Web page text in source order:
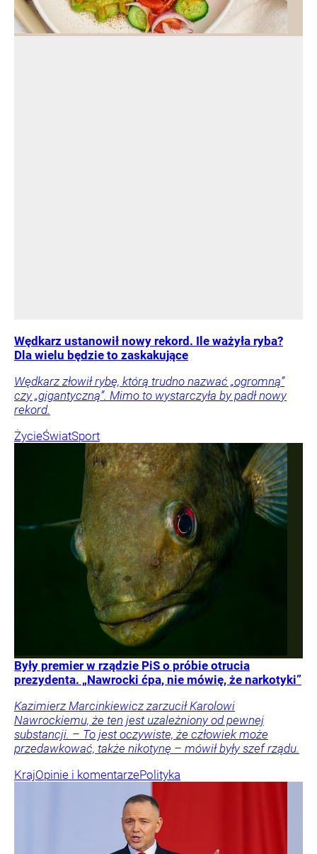
Wędkarz ustanowił nowy rekord. Ile ważyła ryba?
Dla wielu będzie to zaskakujące
Wędkarz złowił rybę, którą trudno nazwać „ogromną”
czy „gigantyczną”. Mimo to wystarczyła by padł nowy
rekord.
ŻycieŚwiatSport
Były premier w rządzie PiS o próbie otrucia
prezydenta. „Nawrocki ćpa, nie mówię, że narkotyki”
Kazimierz Marcinkiewicz zarzucił Karolowi
Nawrockiemu, że ten jest uzależniony od pewnej
substancji. – To jest oczywiste, że człowiek może
przedawkować, także nikotynę – mówił były szef rządu.
KrajOpinie i komentarzePolityka